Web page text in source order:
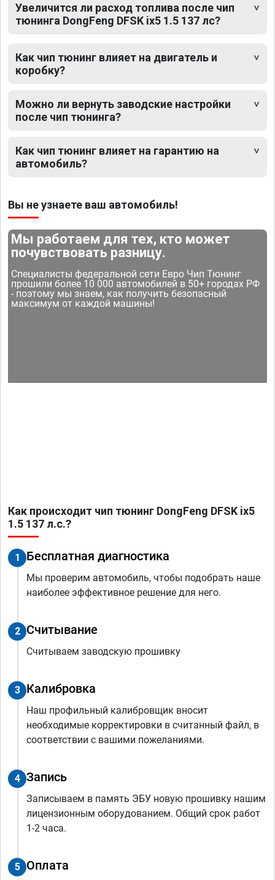
Увеличится ли расход топлива после чип
тюнинга DongFeng DFSK ix5 1.5 137 лс?
Как чип тюнинг влияет на двигатель и
коробку?
Можно ли вернуть заводские настройки
после чип тюнинга?
Как чип тюнинг влияет на гарантию на
автомобиль?
Вы не узнаете ваш автомобиль!
Мы работаем для тех, кто может
почувствовать разницу.
Специалисты федеральной сети Евро Чип Тюнинг
прошили более 10 000 автомобилей в 50+ городах РФ
- поэтому мы знаем, как получить безопасный
максимум от каждой машины!
Как происходит чип тюнинг DongFeng DFSK ix5
1.5 137 л.с.?
1 Бесплатная диагностика
Мы проверим автомобиль, чтобы подобрать наше
наиболее эффективное решение для него.
2 Считывание
Считываем заводскую прошивку
3 Калибровка
Наш профильный калибровщик вносит
необходимые корректировки в считанный файл, в
соответствии с вашими пожеланиями.
4 Запись
Записываем в память ЭБУ новую прошивку нашим
лицензионным оборудованием. Общий срок работ
1-2 часа.
5 Оплата